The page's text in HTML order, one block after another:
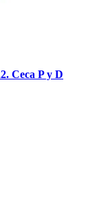
Ceca P y D